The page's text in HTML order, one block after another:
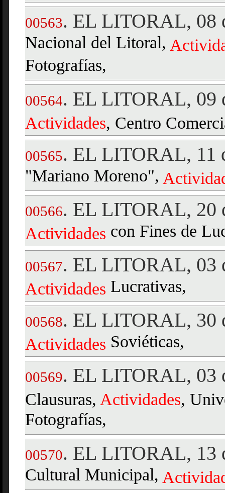
00563. EL LITORAL, 08
Nacional del Litoral,
Fotografías,
00564. EL LITORAL, 09
Actividades, Centro
00565. EL LITORAL, 11
"Mariano Moreno",
00566. EL LITORAL, 20
Actividades con Fines de
00567. EL LITORAL, 03
Actividades Lucrativas,
00568. EL LITORAL, 30
Actividades Soviéticas,
00569. EL LITORAL, 03
Clausuras, Actividades,
Fotografías,
00570. EL LITORAL, 13
Cultural Municipal,